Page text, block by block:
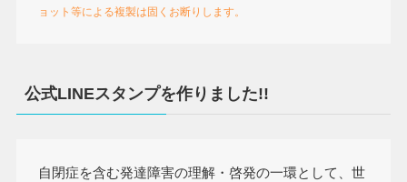
ョット等による複製は固くお断りします。
公式LINEスタンプを作りました!!
自閉症を含む発達障害の理解・啓発の一環として、世